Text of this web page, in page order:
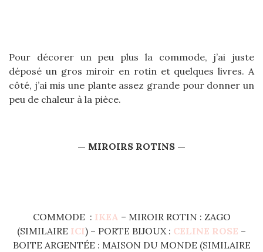
Pour décorer un peu plus la commode, j’ai juste
déposé un gros miroir en rotin et quelques livres. A
côté, j’ai mis une plante assez grande pour donner un
peu de chaleur à la pièce.
— MIROIRS ROTINS —
COMMODE : IKEA – MIROIR ROTIN : ZAGO
(SIMILAIRE ICI) – PORTE BIJOUX : CELINE ROSE –
BOITE ARGENTÉE : MAISON DU MONDE (SIMILAIRE